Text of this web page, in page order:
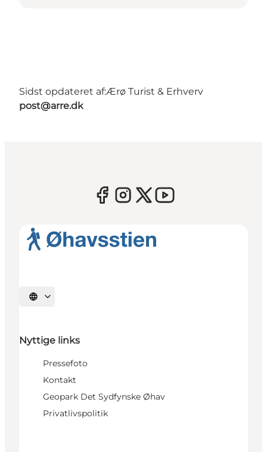
Sidst opdateret af:Ærø Turist & Erhverv
post@arre.dk
Vælg sprog
Nyttige links
Pressefoto
Kontakt
Geopark Det Sydfynske Øhav
Privatlivspolitik